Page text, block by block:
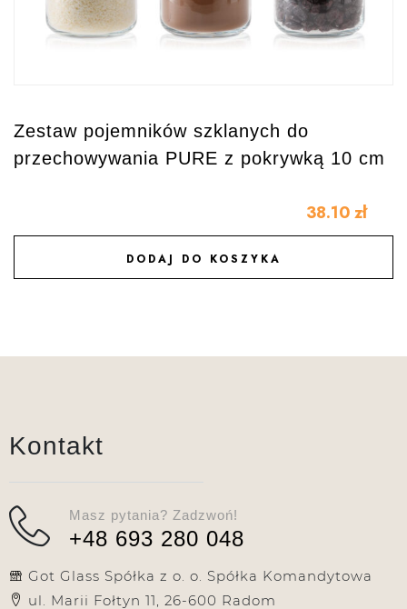
Zestaw pojemników szklanych do
przechowywania PURE z pokrywką 10 cm
38.10 zł
DODAJ DO KOSZYKA
DODAJ DO ULUBIONYCH
Kontakt
Masz pytania? Zadzwoń!
+48 693 280 048
Got Glass Spółka z o. o. Spółka Komandytowa
ul. Marii Fołtyn 11, 26-600 Radom